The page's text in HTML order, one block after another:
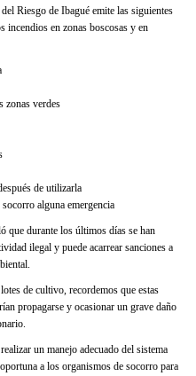
Riesgo de Ibagué emite las siguientes
incendios en zonas boscosas y en
zonas verdes
de utilizarla
alguna emergencia
que durante los últimos días se han
ilegal y puede acarrear sanciones a
de cultivo, recordemos que estas
propagarse y ocasionar un grave daño
un manejo adecuado del sistema
a los organismos de socorro para